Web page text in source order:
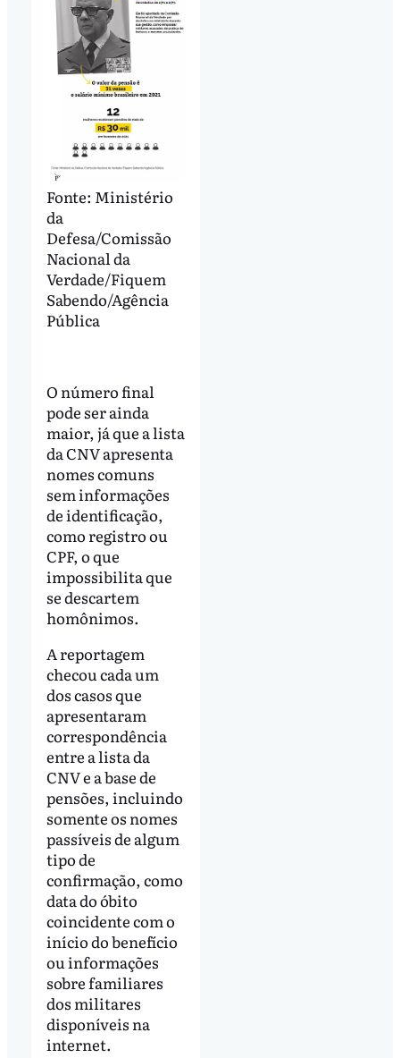
Fonte: Ministério
da
Defesa/Comissão
Nacional da
Verdade/Fiquem
Sabendo/Agência
Pública
O número final
pode ser ainda
maior, já que a lista
da CNV apresenta
nomes comuns
sem informações
de identificação,
como registro ou
CPF, o que
impossibilita que
se descartem
homônimos.
A reportagem
checou cada um
dos casos que
apresentaram
correspondência
entre a lista da
CNV e a base de
pensões, incluindo
somente os nomes
passíveis de algum
tipo de
confirmação, como
data do óbito
coincidente com o
início do benefício
ou informações
sobre familiares
dos militares
disponíveis na
internet.